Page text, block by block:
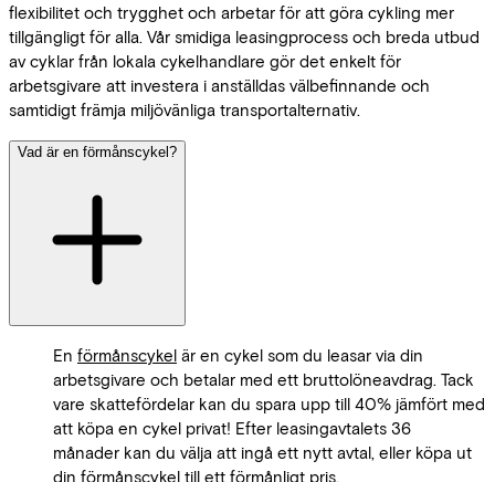
flexibilitet och trygghet och arbetar för att göra cykling mer
tillgängligt för alla. Vår smidiga leasingprocess och breda utbud
av cyklar från lokala cykelhandlare gör det enkelt för
arbetsgivare att investera i anställdas välbefinnande och
samtidigt främja miljövänliga transportalternativ.
Vad är en förmånscykel?
En förmånscykel är en cykel som du leasar via din
arbetsgivare och betalar med ett bruttolöneavdrag. Tack
vare skattefördelar kan du spara upp till 40% jämfört med
att köpa en cykel privat! Efter leasingavtalets 36
månader kan du välja att ingå ett nytt avtal, eller köpa ut
din förmånscykel till ett förmånligt pris.